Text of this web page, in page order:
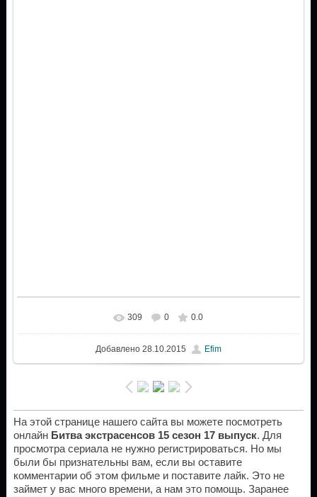
309 0 0.0
Добавлено28.10.2015 Efim
На этой странице нашего сайта вы можете посмотреть
онлайн Битва экстрасенсов 15 сезон 17 выпуск. Для
просмотра сериала не нужно регистрироваться. Но мы
были бы признательны вам, если вы оставите
комментарии об этом фильме и поставите лайк. Это не
займет у вас много времени, а нам это помощь. Заранее